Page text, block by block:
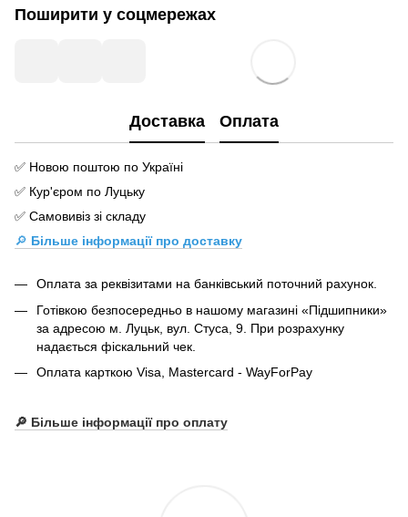
Поширити у соцмережах
Доставка Оплата
✅ Новою поштою по Україні
✅ Кур'єром по Луцьку
✅ Самовивіз зі складу
🔎 Більше інформації про доставку
Оплата за реквізитами на банківський поточний рахунок.
Готівкою безпосередньо в нашому магазині «Підшипники»
за адресою м. Луцьк, вул. Стуса, 9. При розрахунку
надається фіскальний чек.
Оплата карткою Visa, Mastercard - WayForPay
🔎 Більше інформації про оплату